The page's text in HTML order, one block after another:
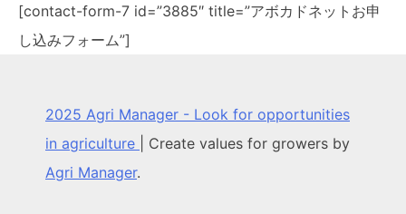
[contact-form-7 id=”3885″ title=”アボカドネットお申
し込みフォーム”]
2025 Agri Manager - Look for opportunities
in agriculture
Create values for growers by
Agri Manager.